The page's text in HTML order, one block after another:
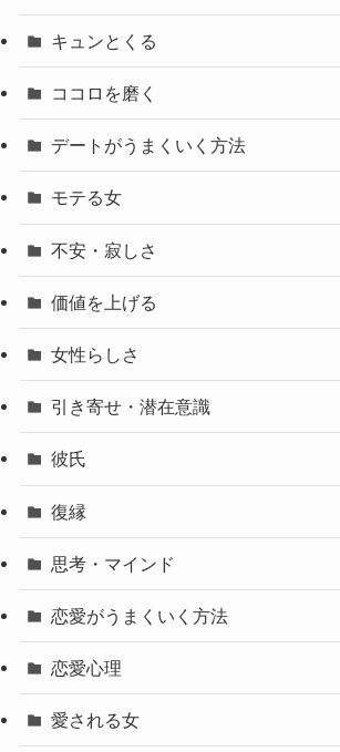
キュンとくる
ココロを磨く
デートがうまくいく方法
モテる女
不安・寂しさ
価値を上げる
女性らしさ
引き寄せ・潜在意識
彼氏
復縁
思考・マインド
恋愛がうまくいく方法
恋愛心理
愛される女